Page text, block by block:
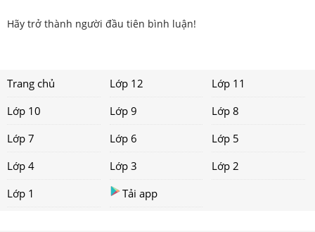
Hãy trở thành người đầu tiên bình luận!
Trang chủ Lớp 12
Lớp 11
Lớp 10
Lớp 9
Lớp 8
Lớp 7
Lớp 6
Lớp 5
Lớp 4
Lớp 3
Lớp 2
Lớp 1
Tải app